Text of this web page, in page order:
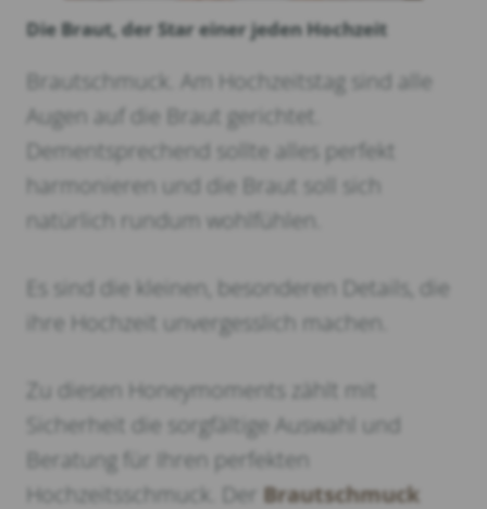
Die Braut, der Star einer jeden Hochzeit
Brautschmuck. Am Hochzeitstag sind alle
Augen auf die Braut gerichtet.
Dementsprechend sollte alles perfekt
harmonieren und die Braut soll sich
natürlich rundum wohlfühlen.
Es sind die kleinen, besonderen Details, die
ihre Hochzeit unvergesslich machen.
Zu diesen Honeymoments zählt mit
Sicherheit die sorgfältige Auswahl und
Beratung für Ihren perfekten
Hochzeitsschmuck. Der Brautschmuck